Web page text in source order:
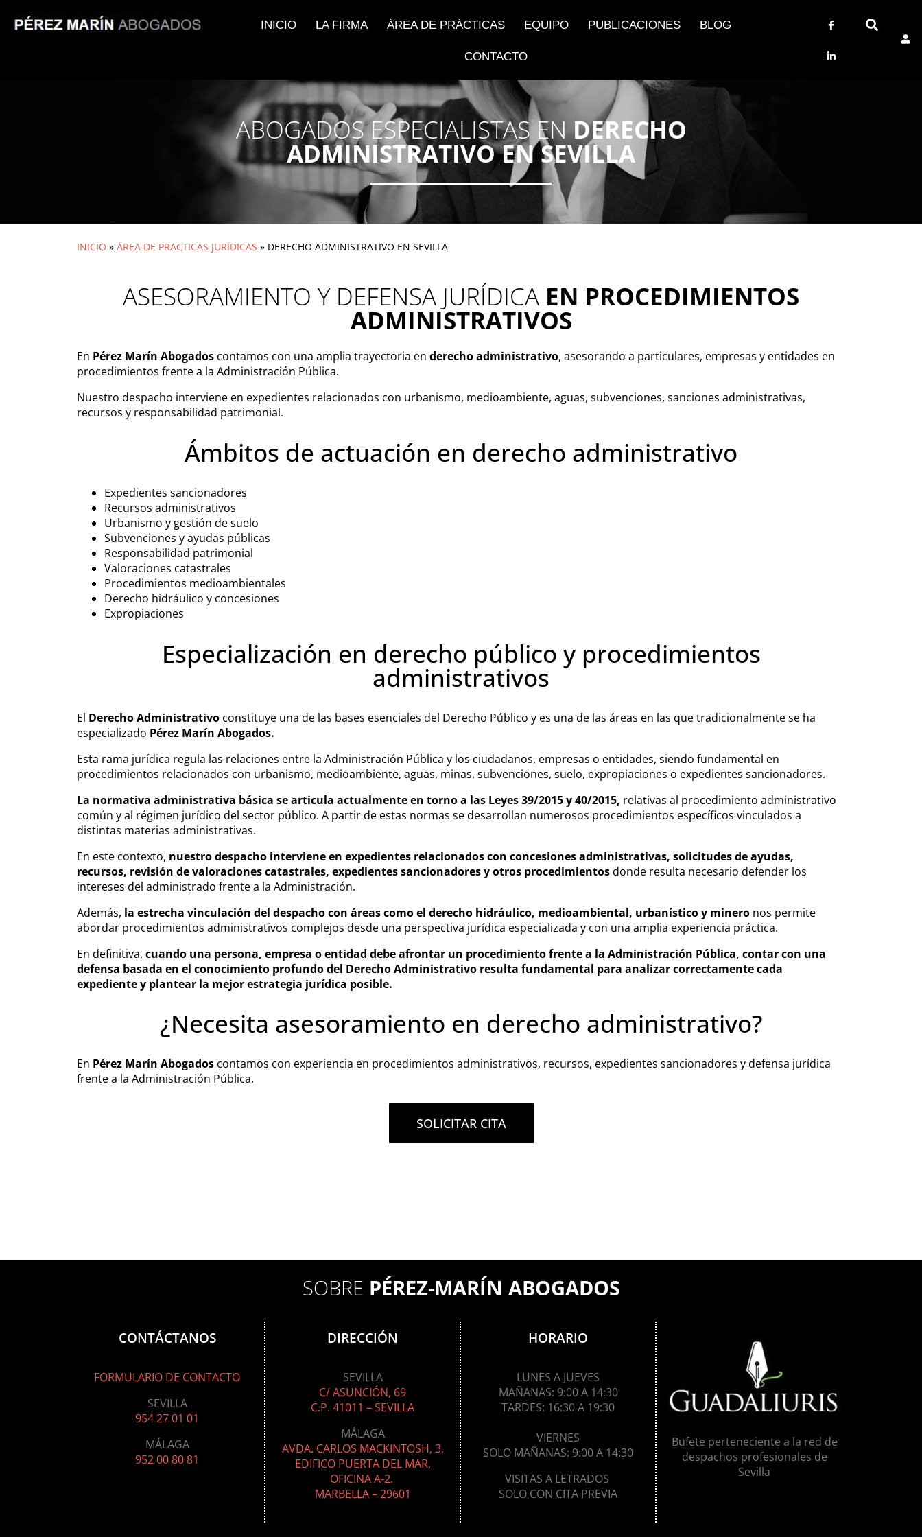
INICIO LA FIRMA ÁREA DE PRÁCTICAS EQUIPO PUBLICACIONES BLOG
CONTACTO
ABOGADOS ESPECIALISTAS ENDERECHO
ADMINISTRATIVO EN SEVILLA
INICIO » ÁREA DE PRACTICAS JURÍDICAS » DERECHO ADMINISTRATIVO EN SEVILLA
ASESORAMIENTO Y DEFENSA JURÍDICA EN PROCEDIMIENTOS
ADMINISTRATIVOS
En Pérez Marín Abogados contamos con una amplia trayectoria en derecho administrativo, asesorando a particulares, empresas y entidades en
procedimientos frente a la Administración Pública.
Nuestro despacho interviene en expedientes relacionados con urbanismo, medioambiente, aguas, subvenciones, sanciones administrativas,
recursos y responsabilidad patrimonial.
Ámbitos de actuación en derecho administrativo
Expedientes sancionadores
Recursos administrativos
Urbanismo y gestión de suelo
Subvenciones y ayudas públicas
Responsabilidad patrimonial
Valoraciones catastrales
Procedimientos medioambientales
Derecho hidráulico y concesiones
Expropiaciones
Especialización en derecho público y procedimientos
administrativos
El Derecho Administrativo constituye una de las bases esenciales del Derecho Público y es una de las áreas en las que tradicionalmente se ha
especializado Pérez Marín Abogados.
Esta rama jurídica regula las relaciones entre la Administración Pública y los ciudadanos, empresas o entidades, siendo fundamental en
procedimientos relacionados con urbanismo, medioambiente, aguas, minas, subvenciones, suelo, expropiaciones o expedientes sancionadores.
La normativa administrativa básica se articula actualmente en torno a las Leyes 39/2015 y 40/2015, relativas al procedimiento administrativo
común y al régimen jurídico del sector público. A partir de estas normas se desarrollan numerosos procedimientos específicos vinculados a
distintas materias administrativas.
En este contexto, nuestro despacho interviene en expedientes relacionados con concesiones administrativas, solicitudes de ayudas,
recursos, revisión de valoraciones catastrales, expedientes sancionadores y otros procedimientosdonde resulta necesario defender los
intereses del administrado frente a la Administración.
Además, la estrecha vinculación del despacho con áreas como el derecho hidráulico, medioambiental, urbanístico y minero nos permite
abordar procedimientos administrativos complejos desde una perspectiva jurídica especializada y con una amplia experiencia práctica.
En definitiva, cuando una persona, empresa o entidad debe afrontar un procedimiento frente a la Administración Pública, contar con una
defensa basada en el conocimiento profundo del Derecho Administrativo resulta fundamental para analizar correctamente cada
expediente y plantear la mejor estrategia jurídica posible.
¿Necesita asesoramiento en derecho administrativo?
En Pérez Marín Abogados contamos con experiencia en procedimientos administrativos, recursos, expedientes sancionadores y defensa jurídica
frente a la Administración Pública.
SOLICITAR CITA
SOBRE PÉREZ-MARÍN ABOGADOS
CONTÁCTANOS
FORMULARIO DE CONTACTO
SEVILLA
954 27 01 01
MÁLAGA
952 00 80 81
DIRECCIÓN
SEVILLA
C/ ASUNCIÓN, 69
C.P. 41011 – SEVILLA
MÁLAGA
AVDA. CARLOS MACKINTOSH, 3,
EDIFICO PUERTA DEL MAR,
OFICINA A-2.
MARBELLA – 29601
HORARIO
LUNES A JUEVES
MAÑANAS: 9:00A 14:30
TARDES: 16:30 A 19:30
VIERNES
SOLO MAÑANAS: 9:00 A 14:30
VISITAS A LETRADOS
SOLO CON CITA PREVIA
Bufete perteneciente a la red de
despachos profesionales de
Sevilla